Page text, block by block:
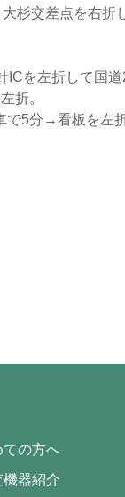
杉交差点を右折
を左折して国
折。
で5分→看板を左折
ての方へ
機器紹介